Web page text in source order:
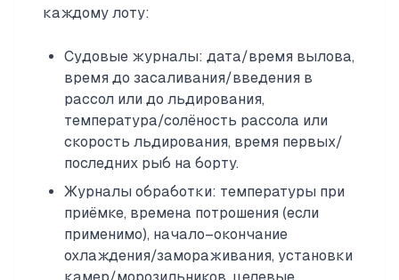
каждому лоту:
Судовые журналы: дата/время вылова,
время до засаливания/введения в
рассол или до льдирования,
температура/солёность рассола или
скорость льдирования, время первых/
последних рыб на борту.
Журналы обработки: температуры при
приёмке, времена потрошения (если
применимо), начало–окончание
охлаждения/замораживания, установки